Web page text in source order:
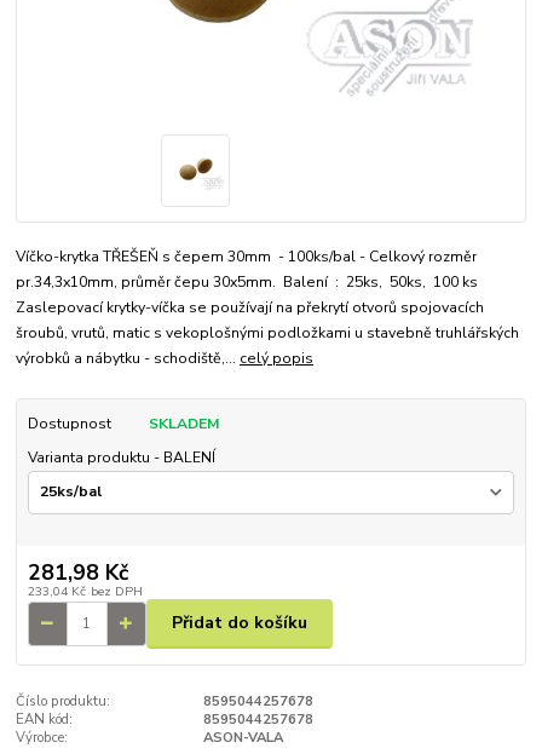
Víčko-krytka TŘEŠEŇ s čepem 30mm - 100ks/bal - Celkový rozměr
pr.34,3x10mm, průměr čepu 30x5mm. Balení : 25ks, 50ks, 100 ks
Zaslepovací krytky-víčka se používají na překrytí otvorů spojovacích
šroubů, vrutů, matic s vekoplošnými podložkami u stavebně truhlářských
výrobků a nábytku - schodiště,... celý popis
Dostupnost
SKLADEM
Varianta produktu - BALENÍ
281,98 Kč
233,04 Kč bez DPH
Přidat do košíku
Číslo produktu:
8595044257678
EAN kód:
8595044257678
Výrobce:
ASON-VALA